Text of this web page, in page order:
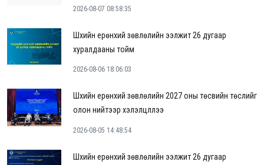
2026-08-07 08:58:35
Шүүхийн ерөнхий зөвлөлийн ээлжит 26 дугаар
хуралдааны тойм
2026-08-06 18:06:03
Шүүхийн ерөнхий зөвлөлийн 2027 оны төсвийн төслийг
олон нийтээр хэлэлцүүллээ
2026-08-05 14:48:54
Шүүхийн ерөнхий зөвлөлийн ээлжит 26 дугаар